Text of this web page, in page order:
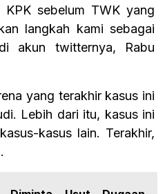
sebelum TWK yang
langkah kami sebagai
akun twitternya, Rabu
yang terakhir kasus ini
Lebih dari itu, kasus ini
kasus lain. Terakhir,